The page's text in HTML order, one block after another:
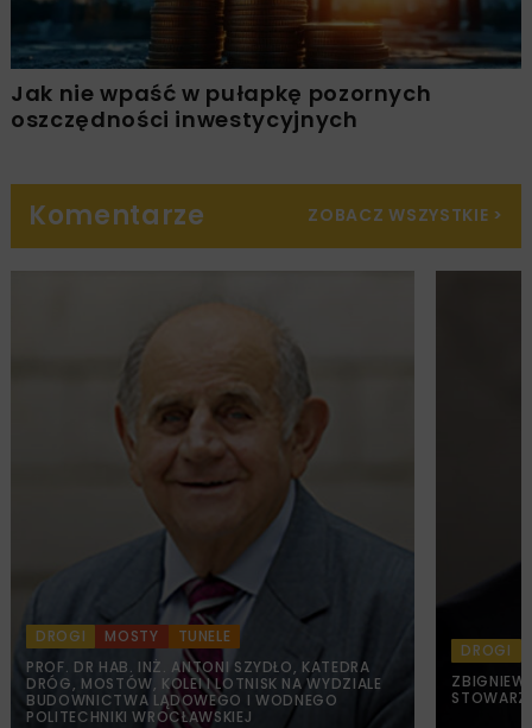
Jak nie wpaść w pułapkę pozornych
oszczędności inwestycyjnych
Komentarze ZOBACZ WSZYSTKIE >
DROGI MOSTY
TUNELE
PROF. DR HAB. INŻ. ANTONI SZYDŁO, KATEDRA
DRÓG, MOSTÓW, KOLEI I LOTNISK NA WYDZIALE
BUDOWNICTWA LĄDOWEGO I WODNEGO
POLITECHNIKI WROCŁAWSKIEJ
DROGI
ZBIGNIEW